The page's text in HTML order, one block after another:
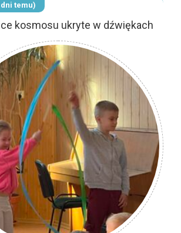
kosmosu ukryte w dźwiękach
dni temu)